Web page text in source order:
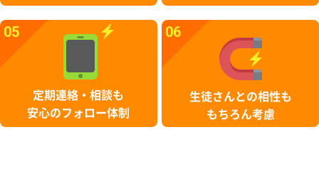
05
定期連絡・相談も
安心のフォロー体制
06
生徒さんとの相性も
もちろん考慮